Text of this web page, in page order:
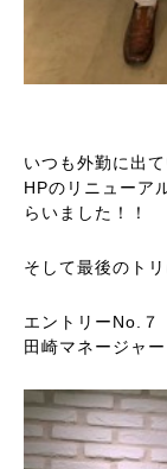
いつも外勤に出
HPのリニューア
らいました！！
そして最後のト
エントリーNo.７
田崎マネージャー